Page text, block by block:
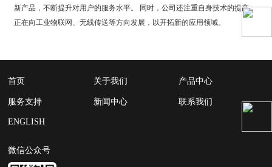
新产品，不断提升对用户的服务水平。 同时，公司还注重自身技术的提高，
正在向工业物联网、无线传送等方向发展，以开拓新的应用领域。
首页 关于我们 产品中心
服务支持 新闻中心 联系我们
ENGLISH
微信公众号